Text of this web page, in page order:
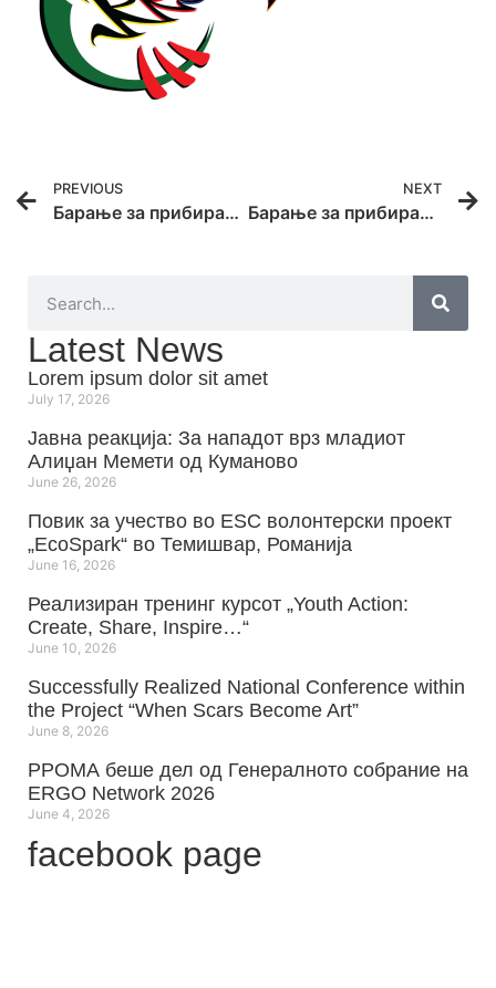
PREVIOUS
Барање за прибирање на понуди за угостителски услуги за одржување обука
NEXT
Барање за прибирање на понуди за хотелско сместување
Latest News
Lorem ipsum dolor sit amet
July 17, 2026
Јавна реакција: Зa нападот врз младиот
Алиџан Мемети од Куманово
June 26, 2026
Повик за учество во ESC волонтерски проект
„EcoSpark“ во Темишвар, Романија
June 16, 2026
Реализиран тренинг курсот „Youth Action:
Create, Share, Inspire…“
June 10, 2026
Successfully Realized National Conference within
the Project “When Scars Become Art”
June 8, 2026
РРОМА беше дел од Генералното собрание на
ERGO Network 2026
June 4, 2026
facebook page